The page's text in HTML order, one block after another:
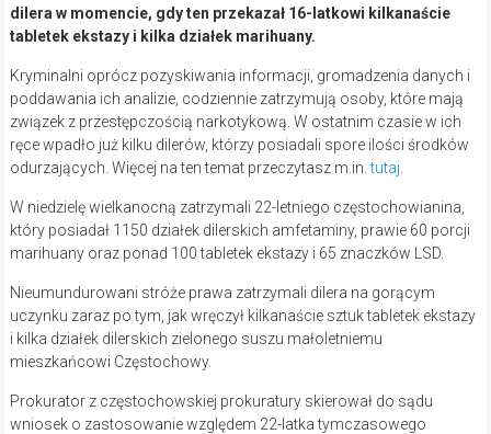
dilera w momencie, gdy ten przekazał 16-latkowi kilkanaście
tabletek ekstazy i kilka działek marihuany.
Kryminalni oprócz pozyskiwania informacji, gromadzenia danych i
poddawania ich analizie, codziennie zatrzymują osoby, które mają
związek z przestępczością narkotykową. W ostatnim czasie w ich
ręce wpadło już kilku dilerów, którzy posiadali spore ilości środków
odurzających. Więcej na ten temat przeczytasz m.in.tutaj
W niedzielę wielkanocną zatrzymali 22-letniego częstochowianina,
który posiadał 1150 działek dilerskich amfetaminy, prawie 60 porcji
marihuany oraz ponad 100 tabletek ekstazy i 65 znaczków LSD.
Nieumundurowani stróże prawa zatrzymali dilera na gorącym
uczynku zaraz po tym, jak wręczył kilkanaście sztuk tabletek ekstazy
i kilka działek dilerskich zielonego suszu małoletniemu
mieszkańcowi Częstochowy.
Prokurator z częstochowskiej prokuratury skierował do sądu
wniosek o zastosowanie względem 22-latka tymczasowego